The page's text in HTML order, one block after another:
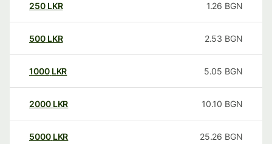
250 LKR 1.26 BGN
500 LKR 2.53 BGN
1000 LKR 5.05 BGN
2000 LKR 10.10 BGN
5000 LKR 25.26 BGN